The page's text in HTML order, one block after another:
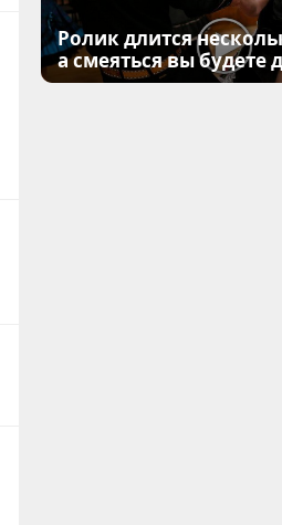
Ролик длится
а смеяться вы будете